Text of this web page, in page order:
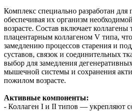
Комплекс специально разработан
обеспечивая их организм
возрасте. Состав включает
плацентарным коллагеном V типа,
замедлению процессов старения и
суставов, связок и соединительных
выбор для замедления
мышечной системы и сохранения
пожилом возрасте.
Активные компоненты:
- Коллаген I и II типов — укрепляют